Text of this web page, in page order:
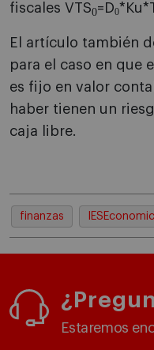
fiscales VTS0=D0
El artículo también
para el caso en que
es fijo en valor
haber tienen un
caja libre.
finanzas
Estaremos